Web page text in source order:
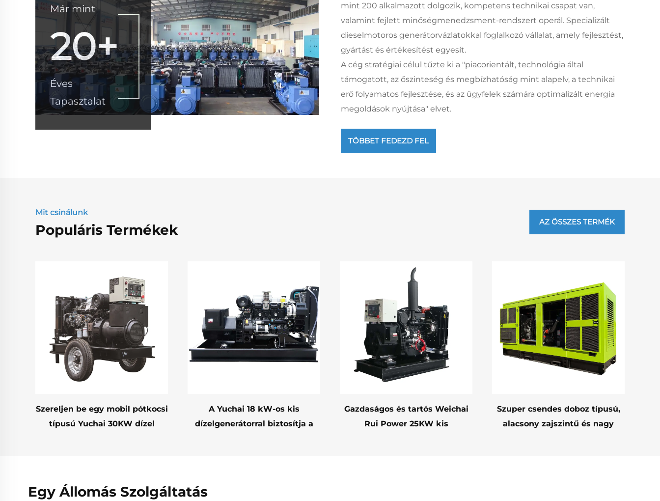
Már mint
20+
Éves
Tapasztalat
mint 200 alkalmazott dolgozik, kompetens technikai csapat van,
valamint fejlett minőségmenedzsment-rendszert operál. Specializált
dieselmotoros generátorvázlatokkal foglalkozó vállalat, amely fejlesztést,
gyártást és értékesítést egyesít.
A cég stratégiai célul tűzte ki a "piacorientált, technológia által
támogatott, az őszinteség és megbízhatóság mint alapelv, a technikai
erő folyamatos fejlesztése, és az ügyfelek számára optimalizált energia
megoldások nyújtása" elvet.
TÖBBET FEDEZD FEL
Mit csinálunk
Populáris Termékek AZ ÖSSZES TERMÉK
Szereljen be egy mobil pótkocsi
típusú Yuchai 30KW dízel
A Yuchai 18 kW-os kis
dízelgenerátorral biztosítja a
Gazdaságos és tartós Weichai
Rui Power 25KW kis
Szuper csendes doboz típusú,
alacsony zajszintű és nagy
Egy Állomás Szolgáltatás